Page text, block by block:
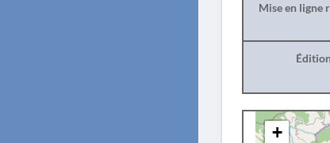
Mise en ligne
+